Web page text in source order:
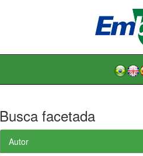
Busca facetada
Autor